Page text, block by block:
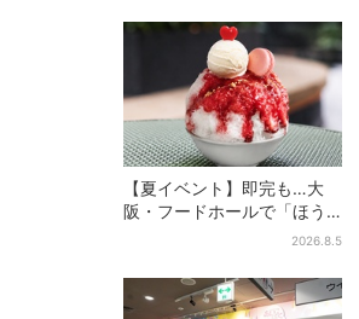
【夏イベント】即完も…大
阪・フードホールで「ほう
せき箱」の“限定かき氷”が復
2026.8.5